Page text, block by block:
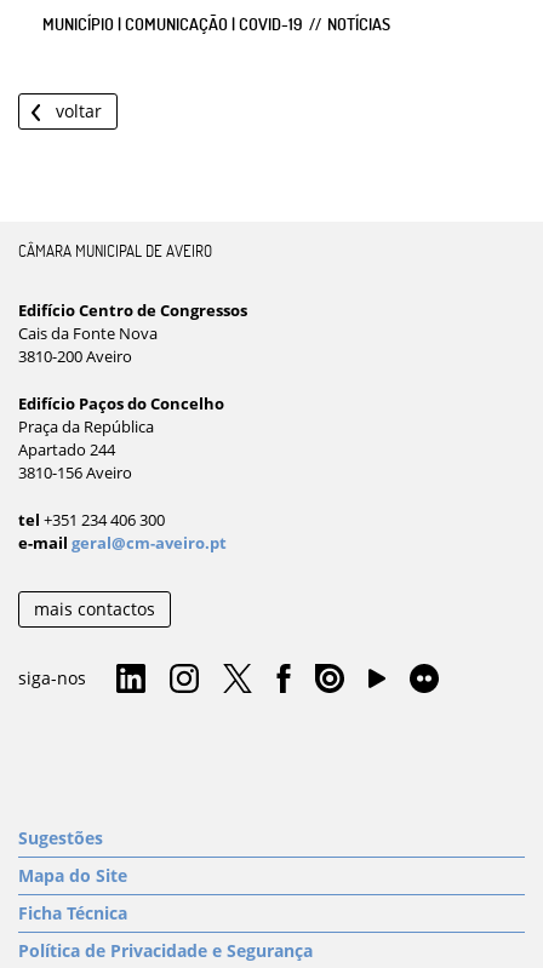
MUNICÍPIO | COMUNICAÇÃO | COVID-19 NOTÍCIAS
voltar
CÂMARA MUNICIPAL DE AVEIRO
Edifício Centro de Congressos
Cais da Fonte Nova
3810-200 Aveiro
Edifício Paços do Concelho
Praça da República
Apartado 244
3810-156 Aveiro
tel +351 234 406 300
e-mail geral@cm-aveiro.pt
mais contactos
siga-nos
Sugestões
Mapa do Site
Ficha Técnica
Política de Privacidade e Segurança